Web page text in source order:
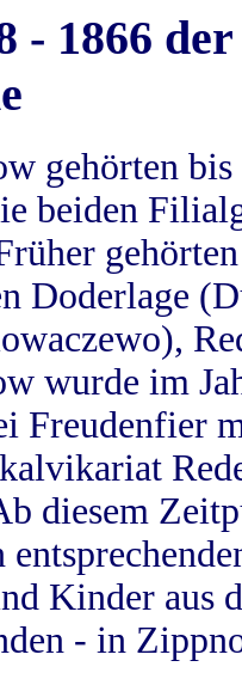
- 1866
gehörten
beiden
Doderlage
wurde im
Freudenfier
diesem
Kinder aus
- in